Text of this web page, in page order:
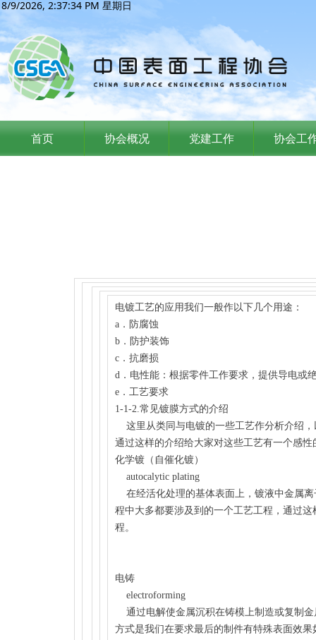
首页 协会概况 党建工作 协会工
8/9/2026, 2:37:34 PM 星期日
电镀工艺的应用我们一般作以下几个用途：
a．防腐蚀
b．防护装饰
c．抗磨损
d．电性能：根据零件工作要求，提供导电或
e．工艺要求
1-1-2.常见镀膜方式的介绍
这里从类同与电镀的一些工艺作分析介绍
通过这样的介绍给大家对这些工艺有一个感性
化学镀（自催化镀）
autocalytic plating
在经活化处理的基体表面上，镀液中金属
程中大多都要涉及到的一个工艺工程，通过
程。
电铸
electroforming
通过电解使金属沉积在铸模上制造或复制
方式是我们在要求最后的制件有特殊表面效